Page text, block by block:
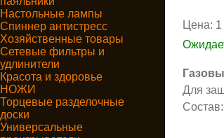
Настольные лампы
Спиннер антистресс
Хозяйственные товары
Сетевые фильтры и
удлинители
Красота и здоровье
НОЖИ
Торцевые разделочные
доски
Универсальные
Цена:
Для